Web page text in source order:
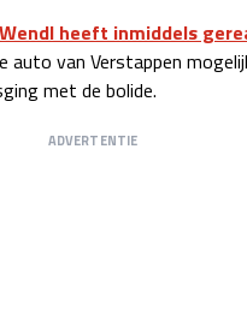
heeft inmiddels
auto van Verstappen
met de bolide.
ADVERTENTIE